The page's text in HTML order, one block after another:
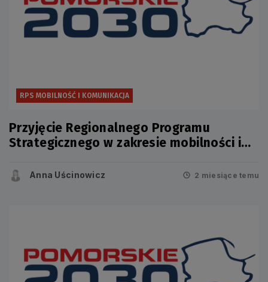
RPS MOBILNOŚĆ I KOMUNIKACJA
Przyjęcie Regionalnego Programu
Strategicznego w zakresie mobilności i
Anna Uścinowicz 2 miesiące temu